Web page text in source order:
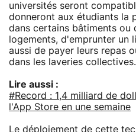
universités seront
donneront aux étudiants la
dans certains bâtiments ou
logements, d'emprunter un
aussi de payer leurs repas
dans les laveries collectives.
Lire aussi :
#Record : 1,4 milliard de
l'App Store en une semaine
Le déploiement de cette